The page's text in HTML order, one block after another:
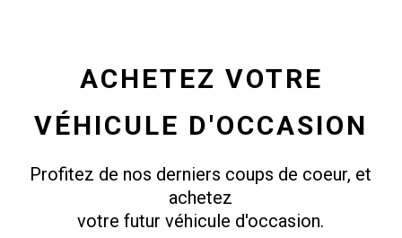
ACHETEZ VOTRE
VÉHICULE D'OCCASION
Profitez de nos derniers coups de coeur, et
achetez
votre futur véhicule d'occasion.